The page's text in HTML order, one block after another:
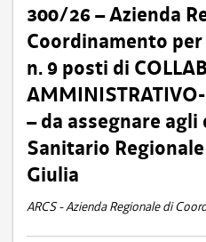
300/26 – Azienda
Coordinamento per
n. 9 posti di
– da assegnare
Sanitario
Giulia
ARCS - Azienda Regionale di